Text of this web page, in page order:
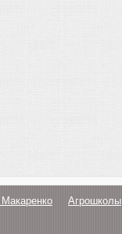
Агрошколы